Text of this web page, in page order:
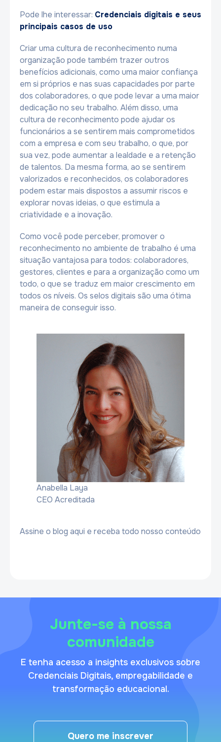
Pode lhe interessar: Credenciais digitais e seus
principais casos de uso
Criar uma cultura de reconhecimento numa
organização pode também trazer outros
benefícios adicionais, como uma maior confiança
em si próprios e nas suas capacidades por parte
dos colaboradores, o que pode levar a uma maior
dedicação no seu trabalho. Além disso, uma
cultura de reconhecimento pode ajudar os
funcionários a se sentirem mais comprometidos
com a empresa e com seu trabalho, o que, por
sua vez, pode aumentar a lealdade e a retenção
de talentos. Da mesma forma, ao se sentirem
valorizados e reconhecidos, os colaboradores
podem estar mais dispostos a assumir riscos e
explorar novas ideias, o que estimula a
criatividade e a inovação.
Como você pode perceber, promover o
reconhecimento no ambiente de trabalho é uma
situação vantajosa para todos: colaboradores,
gestores, clientes e para a organização como um
todo, o que se traduz em maior crescimento em
todos os níveis. Os selos digitais são uma ótima
maneira de conseguir isso.
Anabella Laya
CEO Acreditada
Assine o blog aqui e receba todo nosso conteúdo
Junte-se à nossa
comunidade
E tenha acesso a insights exclusivos sobre
Credenciais Digitais, empregabilidade e
transformação educacional.
Quero me inscrever